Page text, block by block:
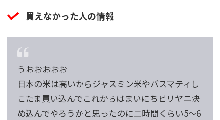
買えなかった人の情報
うおおおおお
日本の米は高いからジャスミン米やバスマティし
こたま買い込んでこれからはまいにちビリヤニ決
め込んでやろうかと思ったのに二時間くらい5〜6